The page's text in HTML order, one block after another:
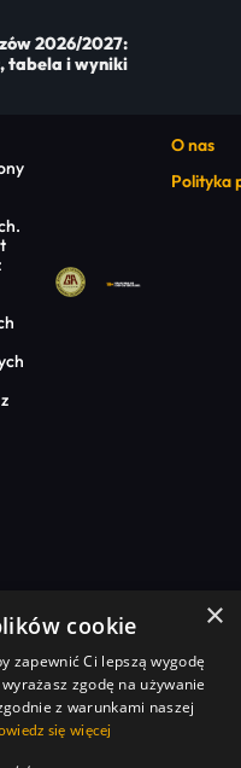
2026/2027:
tabela i wyniki
O nas
Polityka
×
cookie
zapewnić Ci lepszą wygodę
zgodę na używanie
z warunkami naszej
się więcej